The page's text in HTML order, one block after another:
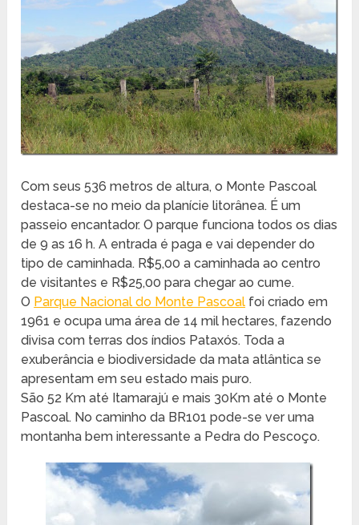
Com seus 536 metros de altura, o Monte Pascoal
destaca-se no meio da planície litorânea. É um
passeio encantador. O parque funciona todos os dias
de 9 as 16 h. A entrada é paga e vai depender do
tipo de caminhada. R$5,00 a caminhada ao centro
de visitantes e R$25,00 para chegar ao cume.
O Parque Nacional do Monte Pascoal foi criado em
1961 e ocupa uma área de 14 mil hectares, fazendo
divisa com terras dos índios Pataxós. Toda a
exuberância e biodiversidade da mata atlântica se
apresentam em seu estado mais puro.
São 52 Km até Itamarajú e mais 30Km até o Monte
Pascoal. No caminho da BR101 pode-se ver uma
montanha bem interessante a Pedra do Pescoço.